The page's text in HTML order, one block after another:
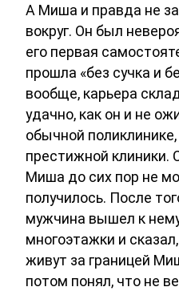
А Миша и правда не
вокруг. Он был
его первая
прошла «без сучка и
вообще, карьера
удачно, как он и не
обычной
престижной клиники.
Миша до сих пор не
получилось. После
мужчина вышел к
многоэтажки и
живут за границей
потом понял, что не